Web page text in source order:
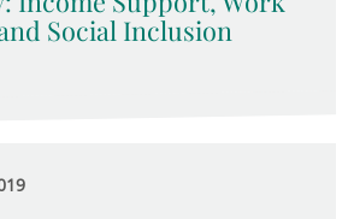
Social Inclusion